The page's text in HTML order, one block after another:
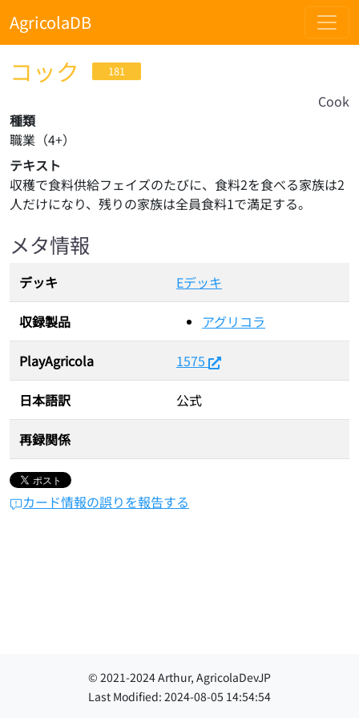
AgricolaDB
コック 181
Cook
種類
職業 （4+）
テキスト
収穫で食料供給フェイズのたびに、食料2を食べる家族は2
人だけになり、残りの家族は全員食料1で満足する。
メタ情報
デッキ Eデッキ
収録製品 アグリコラ
PlayAgricola 1575
日本語訳 公式
再録関係
カード情報の誤りを報告する
© 2021-2024Arthur, AgricolaDevJP
Last Modified: 2024-08-05 14:54:54